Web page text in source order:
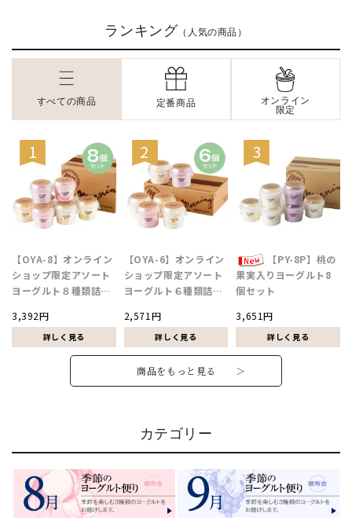
ランキング （人気の商品）
すべての商品 定番商品
オンライン
限定
【OYA-8】オンライン
ショップ限定アソート
ヨーグルト８種類詰合
3,392円
【OYA-6】オンライン
ショップ限定アソート
ヨーグルト６種類詰合
2,571円
【PY-8P】桃の
果実入りヨーグルト8
個セット
3,651円
商品をもっと見る ＞
カテゴリー